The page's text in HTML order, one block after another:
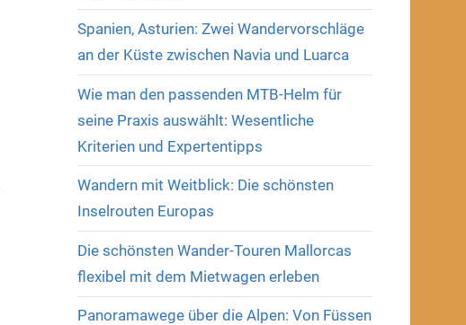
Spanien, Asturien: Zwei Wandervorschläge
an der Küste zwischen Navia und Luarca
Wie man den passenden MTB-Helm für
seine Praxis auswählt: Wesentliche
Kriterien und Expertentipps
Wandern mit Weitblick: Die schönsten
Inselrouten Europas
Die schönsten Wander-Touren Mallorcas
flexibel mit dem Mietwagen erleben
Panoramawege über die Alpen: Von Füssen